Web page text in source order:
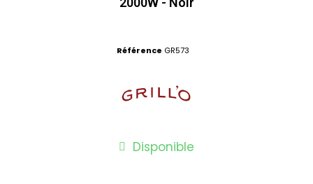
Référence GR573
Disponible